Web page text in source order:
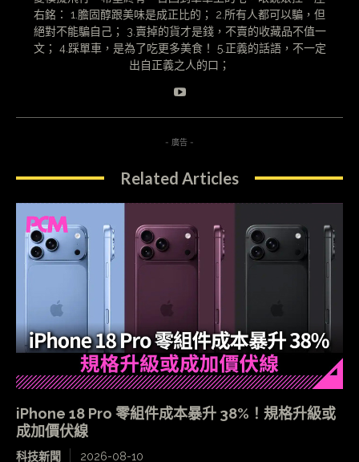
右銘： 1.膽固醇跟美味是成正比的； 2.所有人都可以騙，但
絕對不能騙自己； 3.賣掉的貨才是錢，不賣的收藏品不值一
文； 4.踩單車，是為了吃更多美食！ 5.正義的話語，不一定
出自正義之人的口；
- 廣告 -
Related Articles
iPhone 18 Pro 零組件成本暴升 38%！規格升級或
成加價伏線
科技新聞 2026-08-10